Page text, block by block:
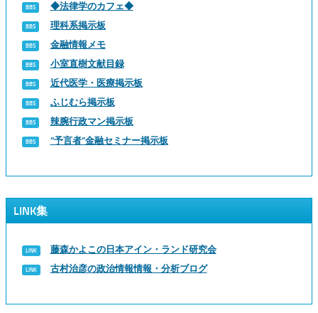
◆法律学のカフェ◆
理科系掲示板
金融情報メモ
小室直樹文献目録
近代医学・医療掲示板
ふじむら掲示板
辣腕行政マン掲示板
“予言者”金融セミナー掲示板
LINK集
藤森かよこの日本アイン・ランド研究会
古村治彦の政治情報情報・分析ブログ